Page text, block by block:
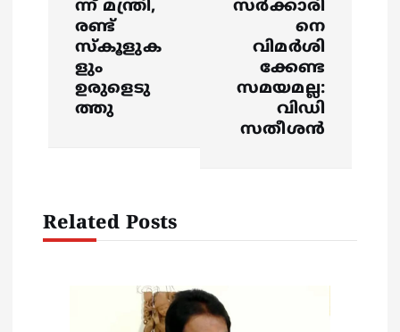
a
ന്ന് മന്ത്രി,
രണ്ട്
സ്കൂളുക
ളും
ഉരുളെടു
ത്തു
സർക്കാരി
നെ
വിമർശി
ക്കേണ്ട
സമയമല്ല:
വിഡി
സതീശൻ
Related Posts